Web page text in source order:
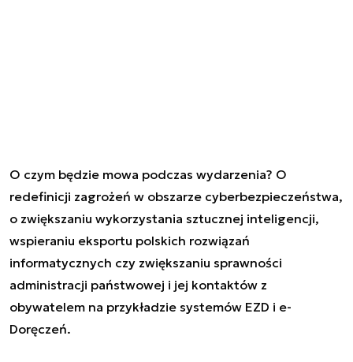
O czym będzie mowa podczas wydarzenia? O
redefinicji zagrożeń w obszarze cyberbezpieczeństwa,
o zwiększaniu wykorzystania sztucznej inteligencji,
wspieraniu eksportu polskich rozwiązań
informatycznych czy zwiększaniu sprawności
administracji państwowej i jej kontaktów z
obywatelem na przykładzie systemów EZD i e-
Doręczeń.